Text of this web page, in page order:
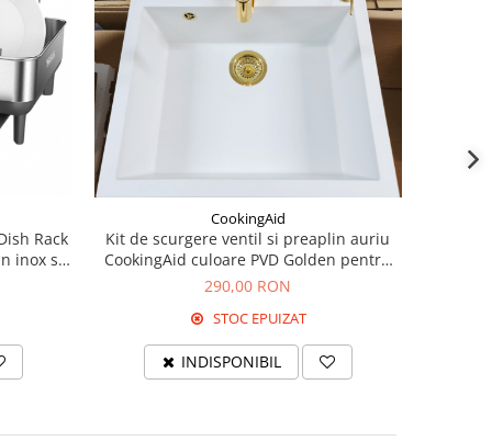
Rack
inox si
CookingAid
Kit de scurgere ventil si preaplin auriu
CookingAid culoare PVD Golden pentru
chiuvete bucatarie cu o singura cuva Ø
290,00 RON
STOC EPUIZAT
INDISPONIBIL